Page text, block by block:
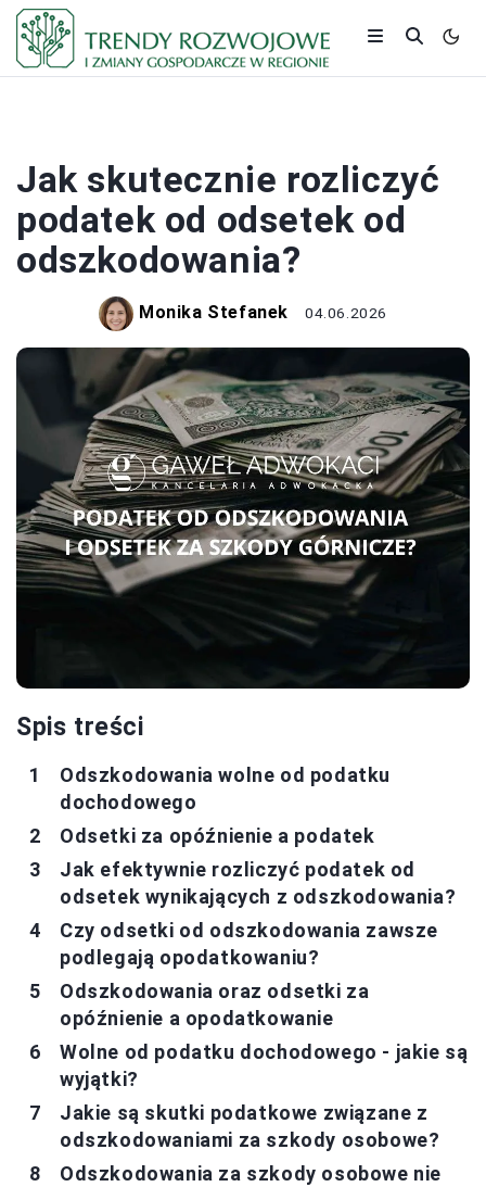
Jak skutecznie rozliczyć
podatek od odsetek od
odszkodowania?
Monika Stefanek 04.06.2026
Spis treści
Odszkodowania wolne od podatku
dochodowego
Odsetki za opóźnienie a podatek
Jak efektywnie rozliczyć podatek od
odsetek wynikających z odszkodowania?
Czy odsetki od odszkodowania zawsze
podlegają opodatkowaniu?
Odszkodowania oraz odsetki za
opóźnienie a opodatkowanie
Wolne od podatku dochodowego - jakie są
wyjątki?
Jakie są skutki podatkowe związane z
odszkodowaniami za szkody osobowe?
Odszkodowania za szkody osobowe nie